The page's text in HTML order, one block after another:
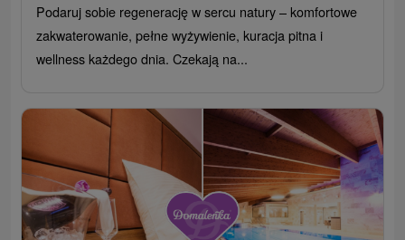
Podaruj sobie regenerację w sercu natury – komfortowe
zakwaterowanie, pełne wyżywienie, kuracja pitna i
wellness każdego dnia. Czekają na...